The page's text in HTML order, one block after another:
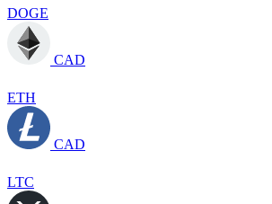
DOGE
CAD
ETH
CAD
LTC